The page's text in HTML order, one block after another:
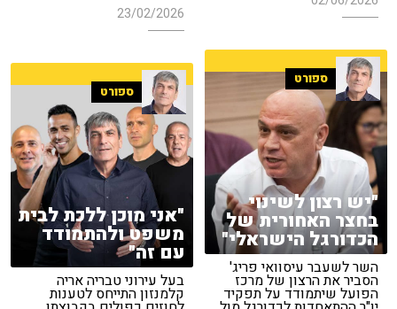
23/02/2026
ספורט
"יש רצון לשינוי
בחצר האחורית של
הכדורגל הישראלי"
השר לשעבר עיסוואי פריג'
הסביר את הרצון של מרכז
הפועל שיתמודד על תפקיד
ספורט
"אני מוכן ללכת לבית
משפט ולהתמודד
עם זה"
בעל עירוני טבריה אריה
קלמנזון התייחס לטענות